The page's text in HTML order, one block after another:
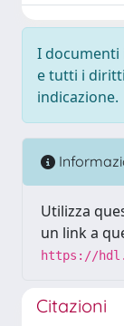
I documenti
e tutti i
indicazione.
Utilizza
un link a
https://
Citazioni